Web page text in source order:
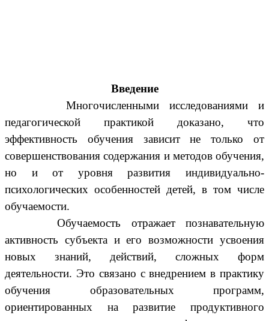
Введение
Многочисленными исследованиями и
педагогической практикой доказано, что
эффективность обучения зависит не только от
совершенствования содержания и методов обучения,
но и от уровня развития индивидуально-
психологических особенностей детей, в том числе
обучаемости.
Обучаемость отражает познавательную
активность субъекта и его возможности усвоения
новых знаний, действий, сложных форм
деятельности. Это связано с внедрением в практику
обучения образовательных программ,
ориентированных на развитие продуктивного